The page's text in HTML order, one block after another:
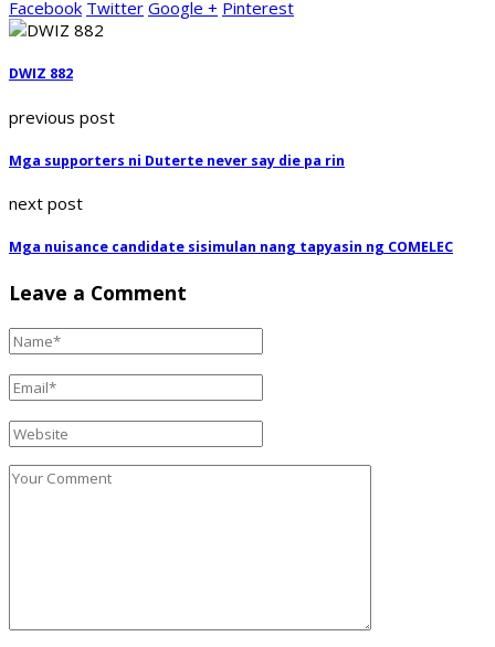
Facebook Twitter Google + Pinterest
DWIZ 882
previous post
Mga supporters ni Duterte never say die pa rin
next post
Mga nuisance candidate sisimulan nang tapyasin ng COMELEC
Leave a Comment